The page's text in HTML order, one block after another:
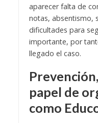
aparecer falta de
notas, absentismo,
dificultades para
importante, por
llegado el caso.
papel de
como